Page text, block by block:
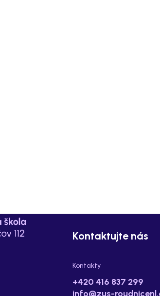
Kontaktujte nás
Kontakty
+420 416 837 299
info@zus-